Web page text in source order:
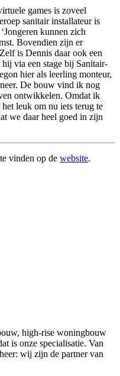
games is zoveel
sanitair installateur is
kunnen zich
Bovendien zijn er
is Dennis daar ook een
via een stage bij Sanitair-
hier als leerling monteur,
De bouw vind ik nog
ontwikkelen. Omdat ik
leuk om nu iets terug te
we daar heel goed in zijn
vinden op de website.
high-rise woningbouw
is onze specialisatie. Van
wij zijn de partner van